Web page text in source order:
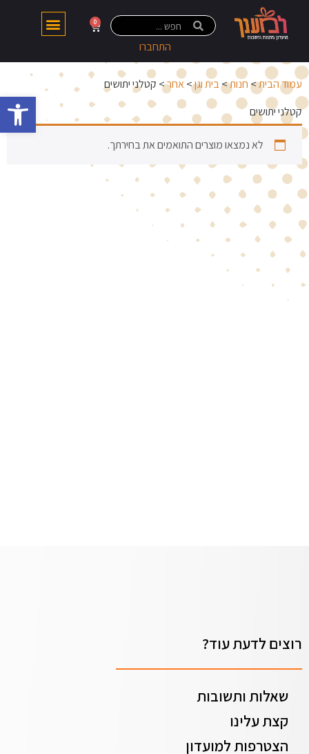
התחברו
0
עמוד הבית>חנות>בית וגן>אחר> קטלני יתושים
קטלני יתושים
לא נמצאו מוצרים התואמים את בחירתך.
רוצים לדעת עוד?
שאלות ותשובות
קצת עלינו
הצטרפות למועדון